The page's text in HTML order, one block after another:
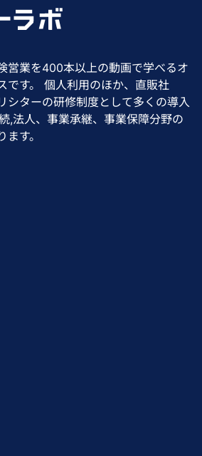
営業を400本以上の動画で学べるオ
です。 個人利用のほか、直販社
シターの研修制度として多くの導入
,法人、事業承継、事業保障分野の
す。